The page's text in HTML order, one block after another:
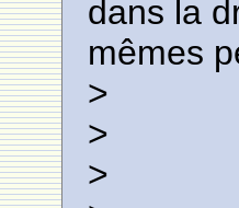
dans la
mêmes
>
>
>